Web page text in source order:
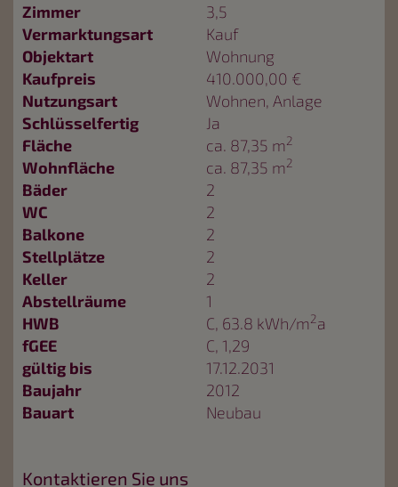
Zimmer
3,5
Vermarktungsart
Kauf
Objektart
Wohnung
Kaufpreis
410.000,00 €
Nutzungsart
Wohnen Anlage
Schlüsselfertig
Ja
Fläche
ca. 87,35 m2
Wohnfläche ca. 87,35 m2
Bäder
2
WC
2
Balkone
2
Stellplätze
2
Keller
2
Abstellräume
1
HWB
C, 63.8 kWh/m2a
fGEE
C, 1,29
gültig bis
17.12.2031
Baujahr
2012
Bauart
Neubau
Kontaktieren Sie uns